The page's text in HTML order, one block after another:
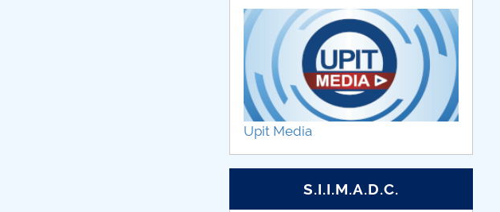
Upit Media
S.I.I.M.A.D.C.